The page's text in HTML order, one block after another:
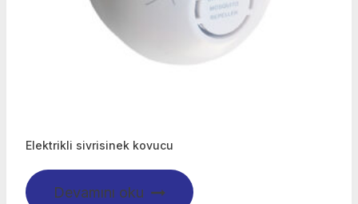
Elektrikli sivrisinek kovucu
Devamını oku